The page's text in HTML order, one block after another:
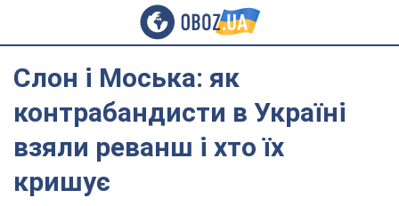
Слон і Моська: як
контрабандисти в Україні
взяли реванш і хто їх
кришує